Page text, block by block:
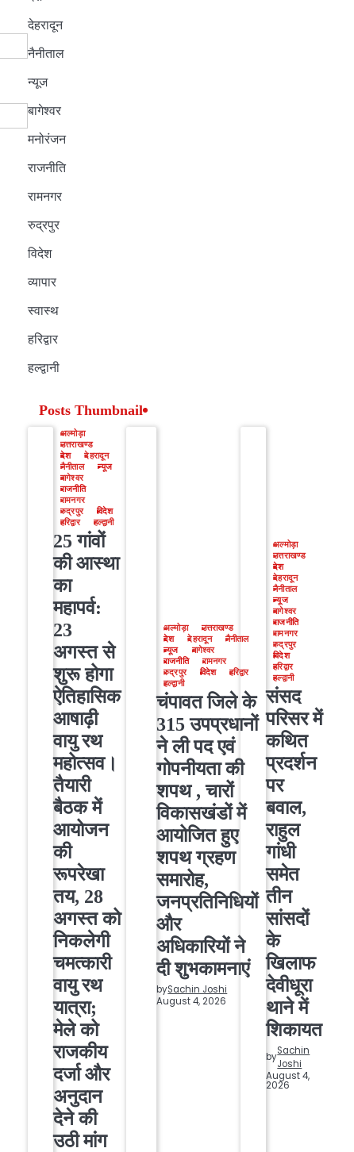
देहरादून
नैनीताल
न्यूज
बागेश्वर
मनोरंजन
राजनीति
रामनगर
रुद्रपुर
विदेश
व्यापार
स्वास्थ
हरिद्वार
हल्द्वानी
Posts Thumbnail
अल्मोड़ा
उत्तराखण्ड
देश
देहरादून
नैनीताल
न्यूज
बागेश्वर
राजनीति
रामनगर
रुद्रपुर
विदेश
हरिद्वार
हल्द्वानी
25 गांवों
की आस्था
का
महापर्व:
23
अगस्त से
शुरू होगा
ऐतिहासिक
आषाढ़ी
वायु रथ
महोत्सव।
तैयारी
बैठक में
आयोजन
की
रूपरेखा
तय, 28
अगस्त को
निकलेगी
चमत्कारी
वायु रथ
यात्रा;
मेले को
राजकीय
दर्जा और
अनुदान
देने की
उठी मांग
अल्मोड़ा
उत्तराखण्ड
देश
देहरादून
नैनीताल
न्यूज
बागेश्वर
राजनीति
रामनगर
रुद्रपुर
विदेश
हरिद्वार
हल्द्वानी
चंपावत जिले के
315 उपप्रधानों
ने ली पद एवं
गोपनीयता की
शपथ , चारों
विकासखंडों में
आयोजित हुए
शपथ ग्रहण
समारोह,
जनप्रतिनिधियों
और
अधिकारियों ने
दी शुभकामनाएं
bySachin Joshi
August 4, 2026
अल्मोड़ा
उत्तराखण्ड
देश
देहरादून
नैनीताल
न्यूज
बागेश्वर
राजनीति
रामनगर
रुद्रपुर
विदेश
हरिद्वार
हल्द्वानी
संसद
परिसर में
कथित
प्रदर्शन
पर
बवाल,
राहुल
गांधी
समेत
तीन
सांसदों
के
खिलाफ
देवीधूरा
थाने में
शिकायत
by
Sachin
Joshi
August 4,
2026